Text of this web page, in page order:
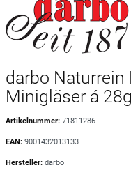
darbo
Minigläser á 28g
Artikelnummer: 71811286
EAN: 9001432013133
Hersteller: darbo